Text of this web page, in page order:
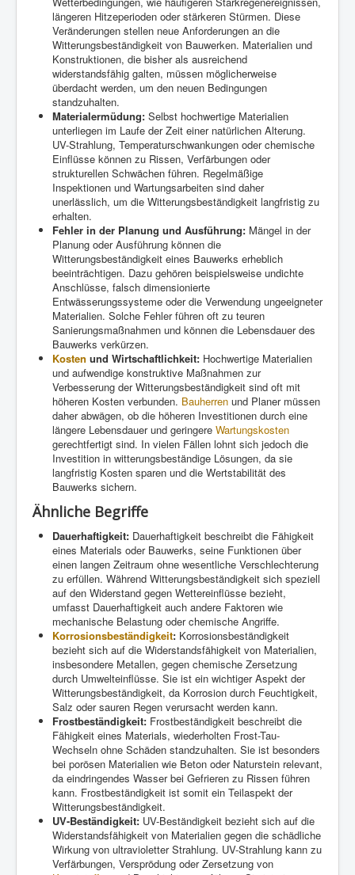
längeren Hitzeperioden oder stärkeren Stürmen. Diese
Veränderungen stellen neue Anforderungen an die
Witterungsbeständigkeit von Bauwerken. Materialien und
Konstruktionen, die bisher als ausreichend
widerstandsfähig galten, müssen möglicherweise
überdacht werden, um den neuen Bedingungen
standzuhalten.
Materialermüdung: Selbst hochwertige Materialien
unterliegen im Laufe der Zeit einer natürlichen Alterung.
UV-Strahlung, Temperaturschwankungen oder chemische
Einflüsse können zu Rissen, Verfärbungen oder
strukturellen Schwächen führen. Regelmäßige
Inspektionen und Wartungsarbeiten sind daher
unerlässlich, um die Witterungsbeständigkeit langfristig zu
erhalten.
Fehler in der Planung und Ausführung: Mängel in der
Planung oder Ausführung können die
Witterungsbeständigkeit eines Bauwerks erheblich
beeinträchtigen. Dazu gehören beispielsweise undichte
Anschlüsse, falsch dimensionierte
Entwässerungssysteme oder die Verwendung ungeeigneter
Materialien. Solche Fehler führen oft zu teuren
Sanierungsmaßnahmen und können die Lebensdauer des
Bauwerks verkürzen.
Kosten und Wirtschaftlichkeit: Hochwertige Materialien
und aufwendige konstruktive Maßnahmen zur
Verbesserung der Witterungsbeständigkeit sind oft mit
höheren Kosten verbunden. Bauherren und Planer müssen
daher abwägen, ob die höheren Investitionen durch eine
längere Lebensdauer und geringere Wartungskosten
gerechtfertigt sind. In vielen Fällen lohnt sich jedoch die
Investition in witterungsbeständige Lösungen, da sie
langfristig Kosten sparen und die Wertstabilität des
Bauwerks sichern.
Ähnliche Begriffe
Dauerhaftigkeit: Dauerhaftigkeit beschreibt die Fähigkeit
eines Materials oder Bauwerks, seine Funktionen über
einen langen Zeitraum ohne wesentliche Verschlechterung
zu erfüllen. Während Witterungsbeständigkeit sich speziell
auf den Widerstand gegen Wettereinflüsse bezieht,
umfasst Dauerhaftigkeit auch andere Faktoren wie
mechanische Belastung oder chemische Angriffe.
Korrosionsbeständigkeit: Korrosionsbeständigkeit
bezieht sich auf die Widerstandsfähigkeit von Materialien,
insbesondere Metallen, gegen chemische Zersetzung
durch Umwelteinflüsse. Sie ist ein wichtiger Aspekt der
Witterungsbeständigkeit, da Korrosion durch Feuchtigkeit,
Salz oder sauren Regen verursacht werden kann.
Frostbeständigkeit: Frostbeständigkeit beschreibt die
Fähigkeit eines Materials, wiederholten Frost-Tau-
Wechseln ohne Schäden standzuhalten. Sie ist besonders
bei porösen Materialien wie Beton oder Naturstein relevant,
da eindringendes Wasser bei Gefrieren zu Rissen führen
kann. Frostbeständigkeit ist somit ein Teilaspekt der
Witterungsbeständigkeit.
UV-Beständigkeit: UV-Beständigkeit bezieht sich auf die
Widerstandsfähigkeit von Materialien gegen die schädliche
Wirkung von ultravioletter Strahlung. UV-Strahlung kann zu
Verfärbungen, Versprödung oder Zersetzung von